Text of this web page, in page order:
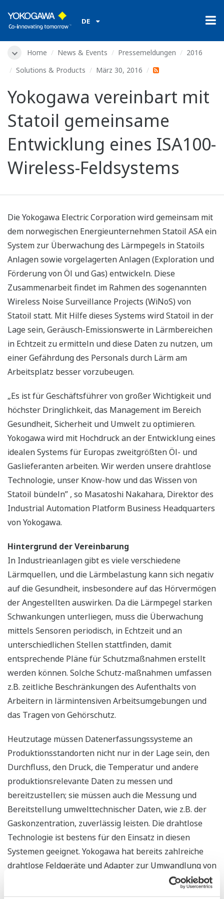
DE
Home News & Events Pressemeldungen
2016
Solutions & Products
März 30, 2016
Yokogawa vereinbart mit
Statoil gemeinsame
Entwicklung eines ISA100-
Wireless-Feldsystems
Die Yokogawa Electric Corporation wird gemeinsam mit
dem norwegischen Energieunternehmen Statoil ASA ein
System zur Überwachung des Lärmpegels in Statoils
Anlagen sowie vorgelagerten Anlagen (Exploration und
Förderung von Öl und Gas) entwickeln. Diese
Zusammenarbeit findet im Rahmen des sogenannten
Wireless Noise Surveillance Projects (WiNoS) von
Statoil statt. Mit Hilfe dieses Systems wird Statoil in der
Lage sein, Geräusch-Emissionswerte in Lärmbereichen
in Echtzeit zu ermitteln und diese Daten zu nutzen, um
einer Gefährdung des Personals durch Lärm am
Arbeitsplatz besser vorzubeugen.
„Es ist für Geschäftsführer von großer Wichtigkeit und
höchster Dringlichkeit, das Management im Bereich
Gesundheit, Sicherheit und Umwelt zu optimieren.
Yokogawa wird mit Hochdruck an der Entwicklung eines
idealen Systems für Europas zweitgrößten Öl- und
Gaslieferanten arbeiten. Wir werden unsere drahtlose
Technologie, unser Know-how und das Wissen von
Statoil bündeln” , so Masatoshi Nakahara, Direktor des
Industrial Automation Platform Business Headquarters
von Yokogawa.
Hintergrund der Vereinbarung
In Industrieanlagen gibt es viele verschiedene
Lärmquellen, und die Lärmbelastung kann sich negativ
auf die Gesundheit, insbesondere auf das Hörvermögen
der Angestellten auswirken. Da die Lärmpegel starken
Schwankungen unterliegen, muss die Überwachung
mittels Sensoren periodisch, in Echtzeit und an
unterschiedlichen Stellen stattfinden, damit
entsprechende Pläne für Schutzmaßnahmen erstellt
werden können. Solche Schutz-maßnahmen umfassen
z.B. zeitliche Beschränkungen des Aufenthalts von
Arbeitern in lärmintensiven Arbeitsumgebungen und
das Tragen von Gehörschutz.
Heutzutage müssen Datenerfassungssysteme an
Produktionsstandorten nicht nur in der Lage sein, den
Durchfluss, den Druck, die Temperatur und andere
produktionsrelevante Daten zu messen und
bereitzustellen; sie müssen auch die Messung und
Bereitstellung umwelttechnischer Daten, wie z.B. der
Gaskonzentration, zuverlässig leisten. Die drahtlose
Technologie ist bestens für den Einsatz in diesen
Systemen geeignet. Yokogawa hat bereits zahlreiche
drahtlose Feldgeräte und Adapter zur Umwandlung von
herkömmlichen verdrahteten Instrumenten in